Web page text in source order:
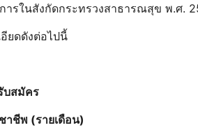
ารในสังกัดกระทรวงสาธารณสุข พ.ศ.
ยดดังต่อไปนี้
บสมัคร
าชีพ (รายเดือน)